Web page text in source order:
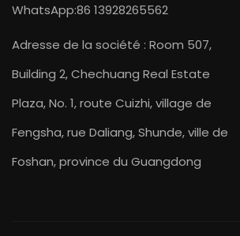
WhatsApp:86 13928265562
Adresse de la société : Room 507,
Building 2, Chechuang Real Estate
Plaza, No. 1, route Cuizhi, village de
Fengsha, rue Daliang, Shunde, ville de
Foshan, province du Guangdong